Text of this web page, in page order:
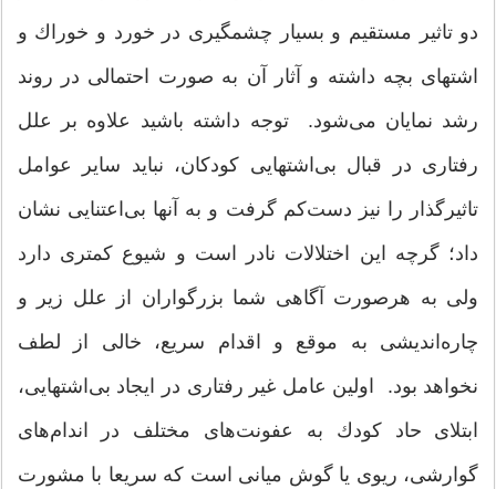
دو تاثیر مستقیم و بسیار چشمگیری در خورد و خوراك و
اشتهای بچه داشته و آثار آن به صورت احتمالی در روند
رشد نمایان می‌شود. توجه داشته باشید علاوه بر علل
رفتاری در قبال بی‌اشتهایی كودكان، نباید سایر عوامل
تاثیر‌گذار را نیز دست‌كم گرفت و به آنها بی‌اعتنایی نشان
داد؛ گرچه این اختلالات نادر است و شیوع كمتری دارد
ولی به هرصورت آگاهی شما بزرگواران از علل زیر و
چاره‌اندیشی به موقع و اقدام سریع، خالی از لطف
نخواهد بود. اولین عامل غیر رفتاری در ایجاد بی‌اشتهایی،
ابتلای حاد كودك به عفونت‌های مختلف در اندام‌های
گوارشی، ریوی یا گوش میانی است كه سریعا با مشورت